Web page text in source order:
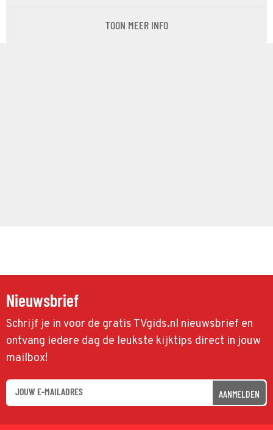
TOON MEER INFO
Nieuwsbrief
Schrijf je in voor de gratis TVgids.nl nieuwsbrief en
ontvang iedere dag de leukste kijktips direct in jouw
mailbox!
AANMELDEN